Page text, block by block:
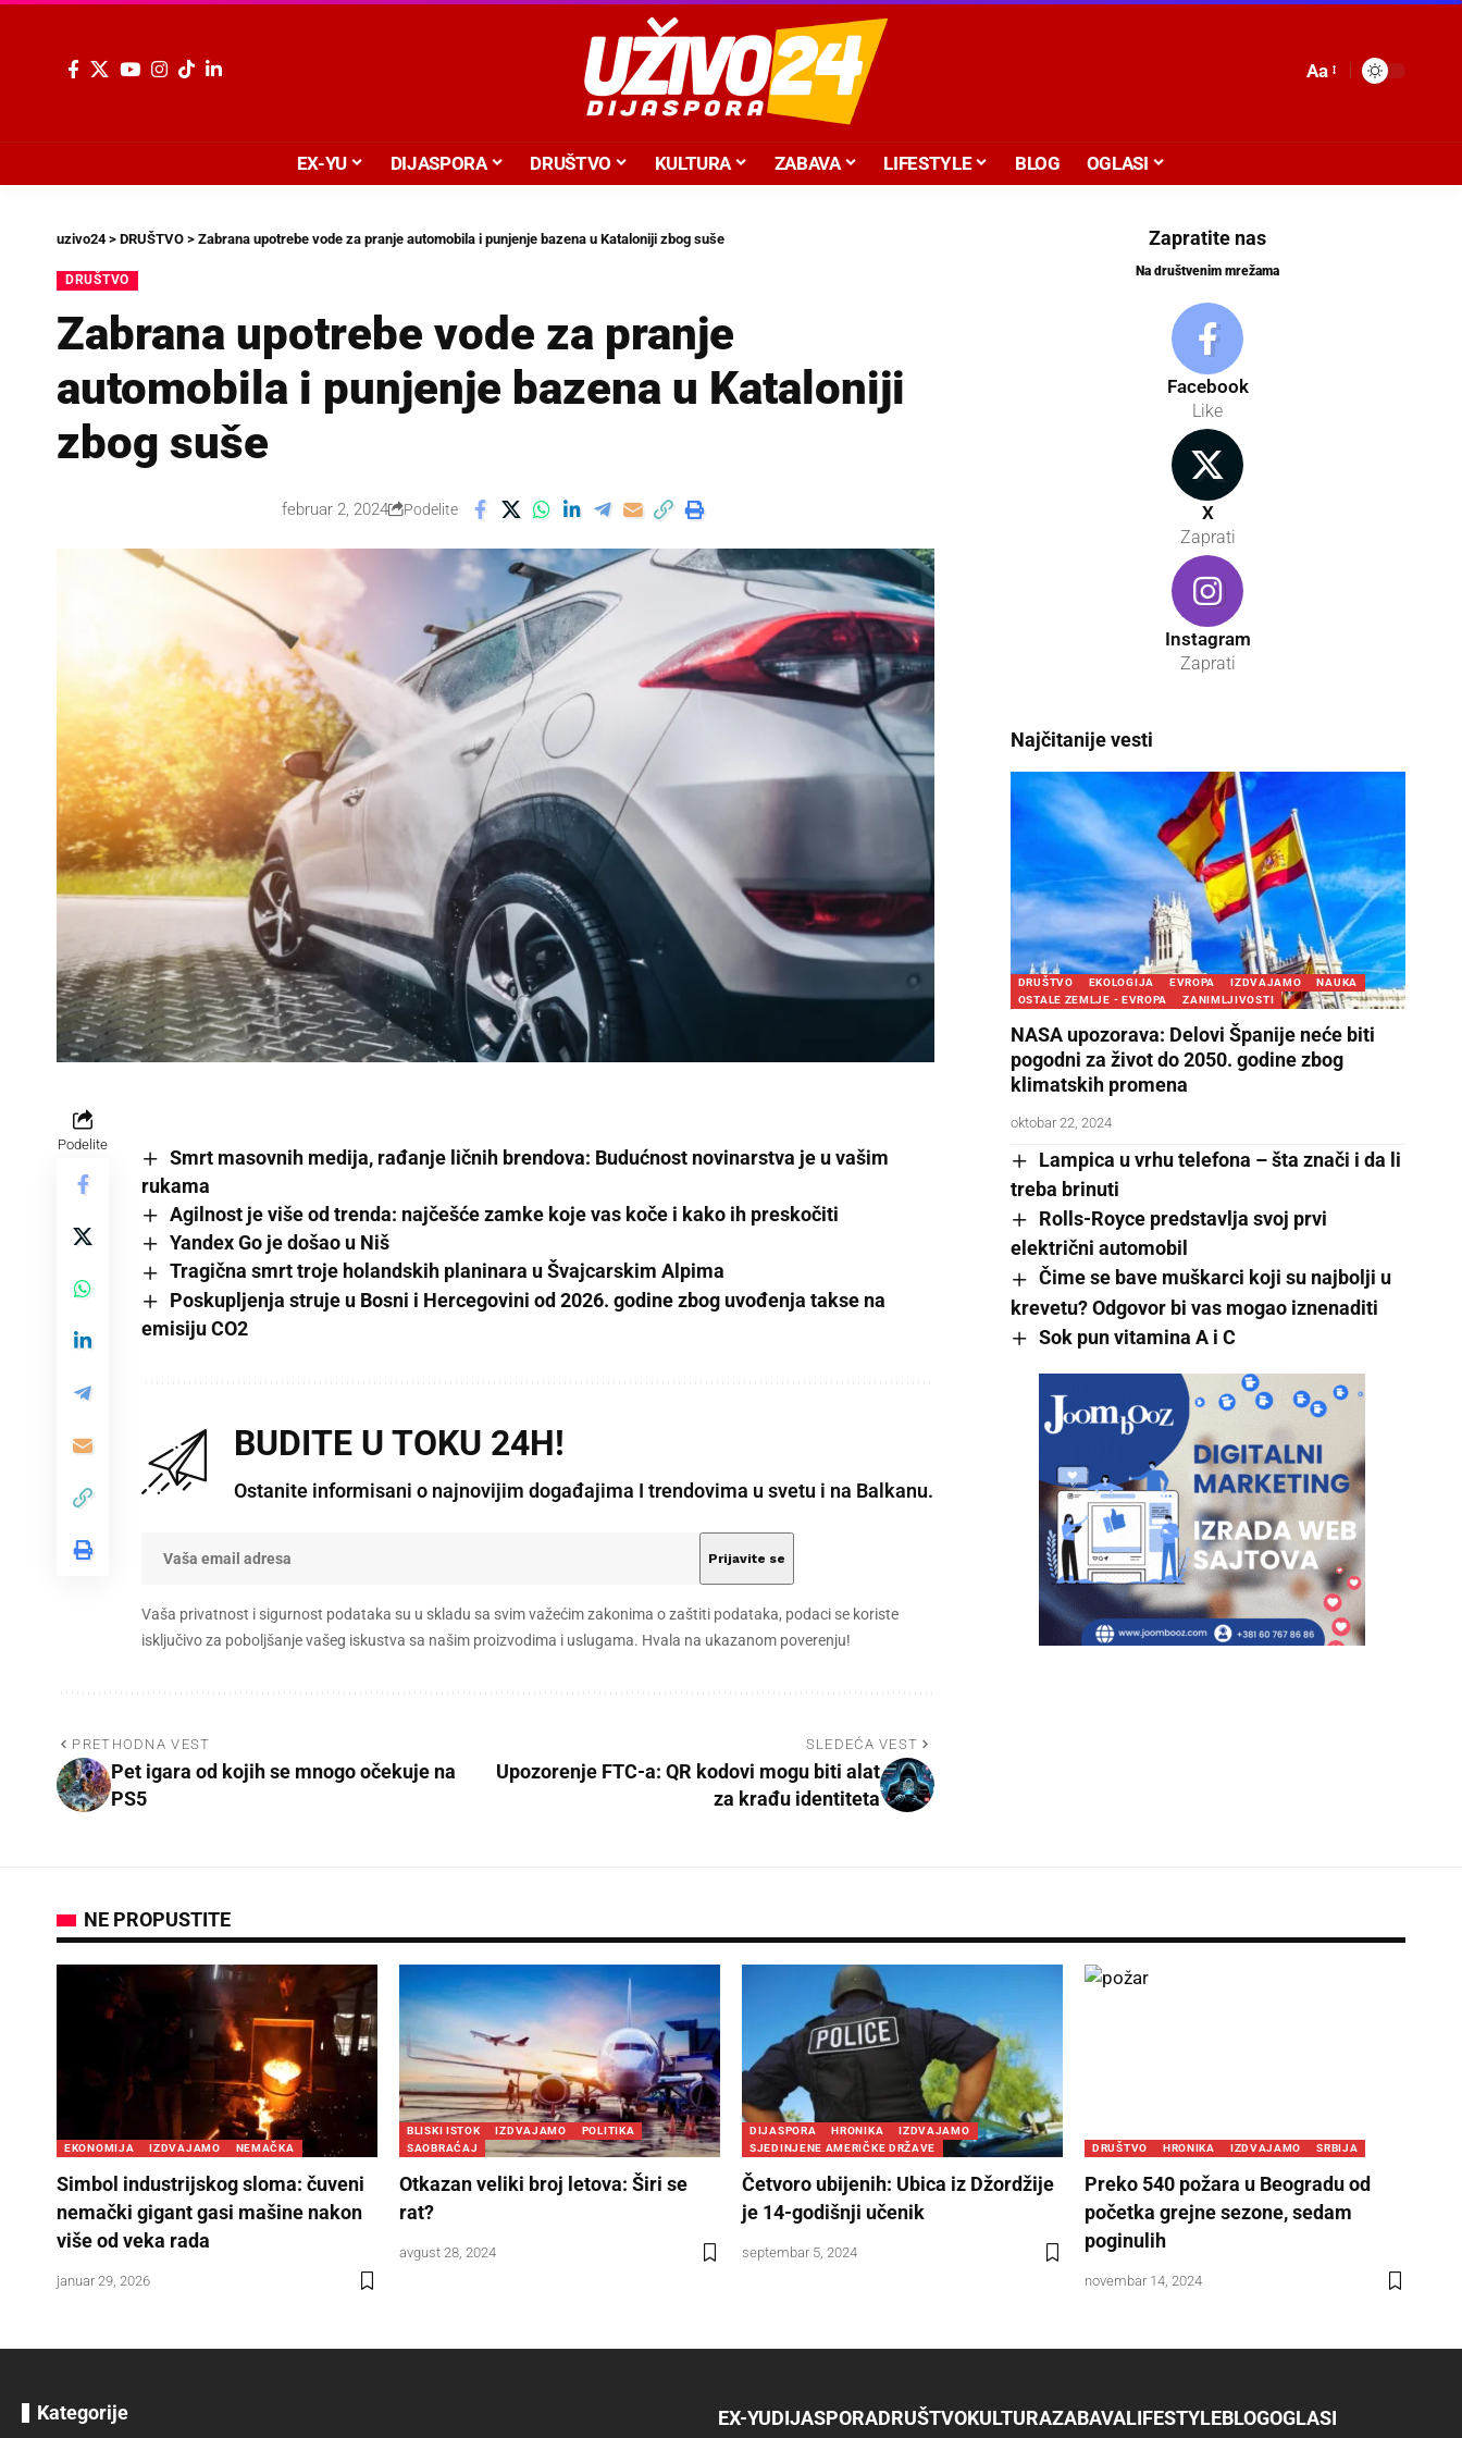
Aa
EX-YU DIJASPORA DRUŠTVO KULTURA ZABAVA LIFESTYLE BLOG OGLASI
uzivo24> DRUŠTVO > Zabrana upotrebe vode za pranje automobila i punjenje bazena u Kataloniji zbog suše
DRUŠTVO
Zabrana upotrebe vode za pranje
automobila i punjenje bazena u Kataloniji
zbog suše
februar 2, 2024 Podelite
Podelite
Smrt masovnih medija, rađanje ličnih brendova: Budućnost novinarstva je u vašim
rukama
Agilnost je više od trenda: najčešće zamke koje vas koče i kako ih preskočiti
Yandex Go je došao u Niš
Tragična smrt troje holandskih planinara u Švajcarskim Alpima
Poskupljenja struje u Bosni i Hercegovini od 2026. godine zbog uvođenja takse na
emisiju CO2
BUDITE U TOKU 24H!
Ostanite informisani o najnovijim događajima I trendovima u svetu i na Balkanu.
Vaša privatnost i sigurnost podataka su u skladu sa svim važećim zakonima o zaštiti podataka, podaci se koriste
isključivo za poboljšanje vašeg iskustva sa našim proizvodima i uslugama. Hvala na ukazanom poverenju!
PRETHODNA VEST
Pet igara od kojih se mnogo očekuje na
PS5
SLEDEĆA VEST
Upozorenje FTC-a: QR kodovi mogu biti alat
za krađu identiteta
Zapratite nas
Na društvenim mrežama
Facebook
Like
X
Zaprati
Instagram
Zaprati
Najčitanije vesti
DRUŠTVO EKOLOGIJA EVROPA IZDVAJAMO
NAUKA
OSTALE ZEMLJE - EVROPA
ZANIMLJIVOSTI
NASA upozorava: Delovi Španije neće biti
pogodni za život do 2050. godine zbog
klimatskih promena
oktobar 22, 2024
Lampica u vrhu telefona – šta znači i da li
treba brinuti
Rolls-Royce predstavlja svoj prvi
električni automobil
Čime se bave muškarci koji su najbolji u
krevetu? Odgovor bi vas mogao iznenaditi
Sok pun vitamina A i C
NE PROPUSTITE
EKONOMIJA IZDVAJAMO NEMAČKA
Simbol industrijskog sloma: čuveni
nemački gigant gasi mašine nakon
više od veka rada
januar 29, 2026
BLISKI ISTOK IZDVAJAMO
POLITIKA
SAOBRAĆAJ
Otkazan veliki broj letova: Širi se
rat?
avgust 28, 2024
DIJASPORA HRONIKA
IZDVAJAMO
SJEDINJENE AMERIČKE DRŽAVE
Četvoro ubijenih: Ubica iz Džordžije
je 14-godišnji učenik
septembar 5, 2024
DRUŠTVO HRONIKA IZDVAJAMO SRBIJA
Preko 540 požara u Beogradu od
početka grejne sezone, sedam
poginulih
novembar 14, 2024
Kategorije EX-YUDIJASPORADRUŠTVOKULTURAZABAVALIFESTYLEBLOGOGLASI